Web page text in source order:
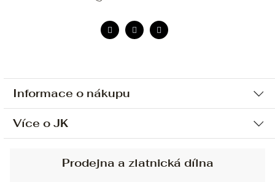
Informace o nákupu
Ochrana osobních údajů
Sjednání osobní schůzky
Více o JK
Prodejna a zlatnická dílna